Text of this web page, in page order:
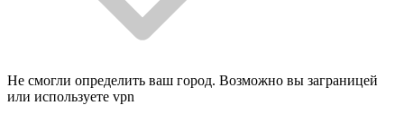
Не смогли определить ваш город. Возможно вы заграницей
или используете vpn